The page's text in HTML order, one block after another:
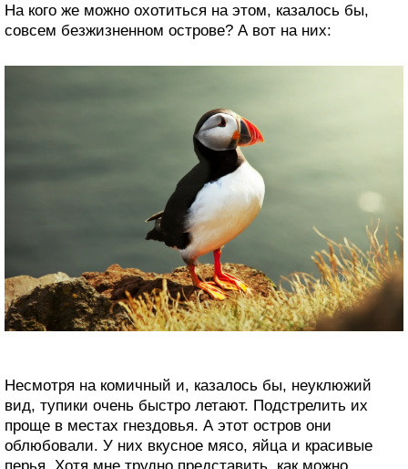
На кого же можно охотиться на этом, казалось бы,
совсем безжизненном острове? А вот на них:
Несмотря на комичный и, казалось бы, неуклюжий
вид, тупики очень быстро летают. Подстрелить их
проще в местах гнездовья. А этот остров они
облюбовали. У них вкусное мясо, яйца и красивые